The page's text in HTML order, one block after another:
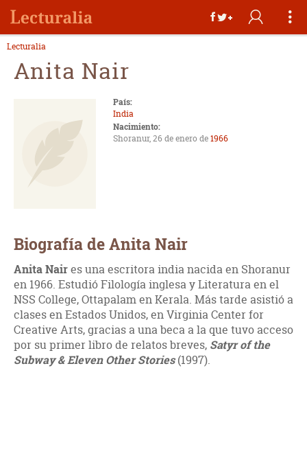
Lecturalia
Anita Nair
País:
India
Nacimiento:
Shoranur, 26 de enero de1966
Biografía de Anita Nair
Anita Naires una escritora india nacida en Shoranur
en 1966. Estudió Filología inglesa y Literatura en el
NSS College, Ottapalam en Kerala. Más tarde asistió a
clases en Estados Unidos, en Virginia Center for
Creative Arts, gracias a una beca a la que tuvo acceso
por su primer libro de relatos breves, Satyr of the
Subway & Eleven Other Stories(1997).